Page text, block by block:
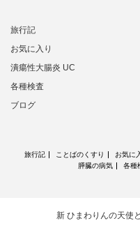
旅行記
お気に入り
潰瘍性大腸炎 UC
各種検査
ブログ
旅行記 ことばのくすり お気に
膵臓の病気
各種
新 ひまわりんの天使